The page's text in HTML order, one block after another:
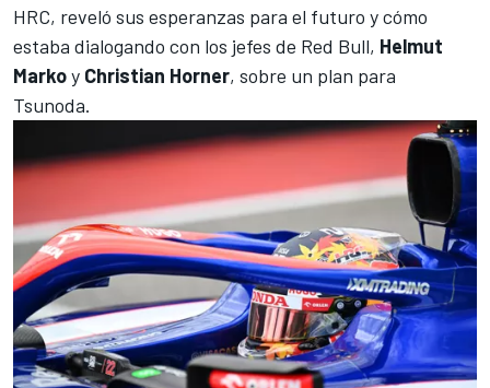
HRC, reveló sus esperanzas para el futuro y cómo
estaba dialogando con los jefes de Red Bull, Helmut
Markoy Christian Horner, sobre un plan para
Tsunoda.